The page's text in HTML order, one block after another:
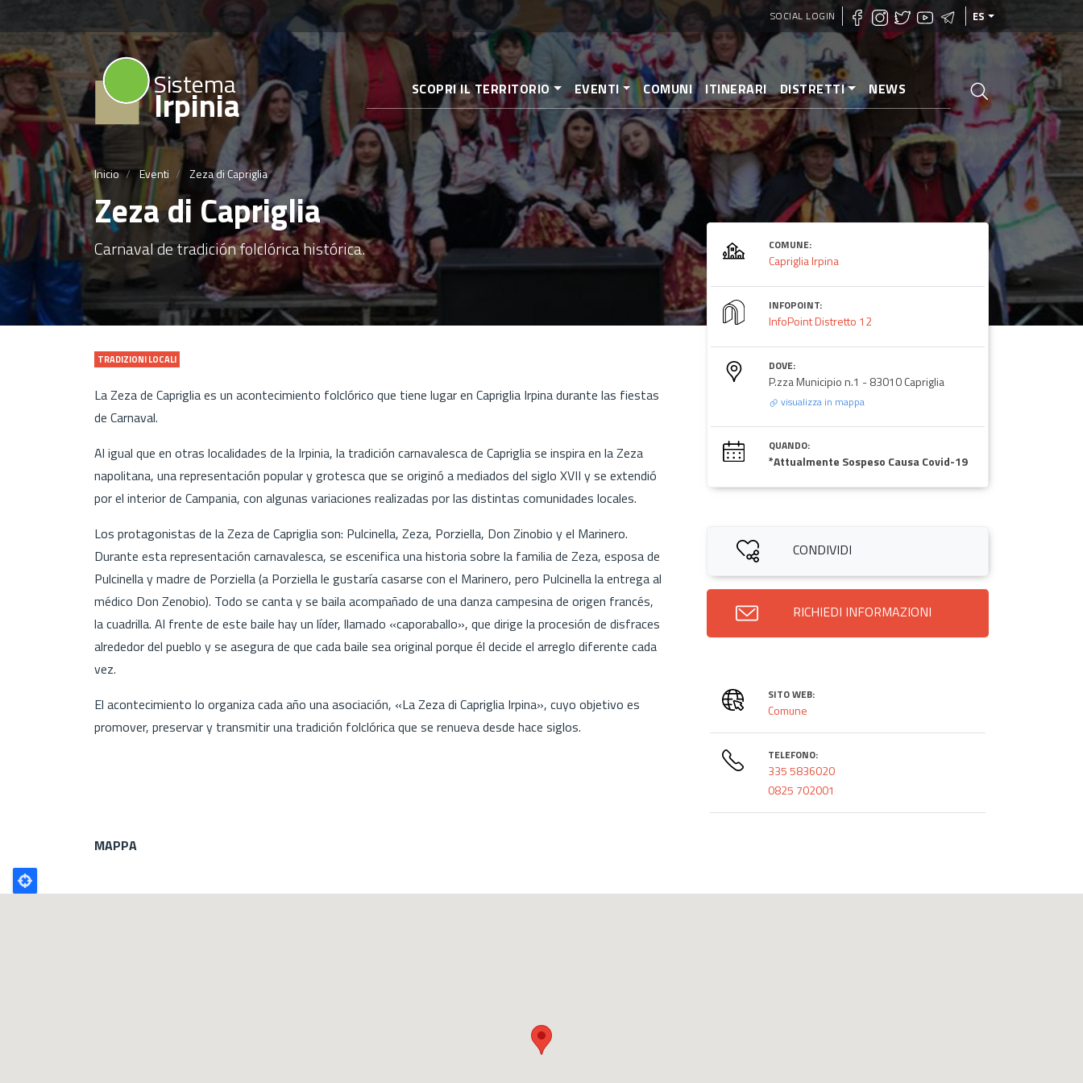
Pasar
al
contenido
principal
SOCIAL LOGIN ES
Sistema
Irpinia SCOPRI IL TERRITORIO EVENTI COMUNI ITINERARI DISTRETTI NEWS
Inicio Eventi Zeza di Capriglia
Zeza di Capriglia
Carnaval de tradición folclórica histórica.
TRADIZIONI LOCALI
La Zeza de Capriglia es un acontecimiento folclórico que tiene lugar en Capriglia Irpina durante las fiestas
de Carnaval.
Al igual que en otras localidades de la Irpinia, la tradición carnavalesca de Capriglia se inspira en la Zeza
napolitana, una representación popular y grotesca que se originó a mediados del siglo XVII y se extendió
por el interior de Campania, con algunas variaciones realizadas por las distintas comunidades locales.
Los protagonistas de la Zeza de Capriglia son: Pulcinella, Zeza, Porziella, Don Zinobio y el Marinero.
Durante esta representación carnavalesca, se escenifica una historia sobre la familia de Zeza, esposa de
Pulcinella y madre de Porziella (a Porziella le gustaría casarse con el Marinero, pero Pulcinella la entrega al
médico Don Zenobio). Todo se canta y se baila acompañado de una danza campesina de origen francés,
la cuadrilla. Al frente de este baile hay un líder, llamado «caporaballo», que dirige la procesión de disfraces
alrededor del pueblo y se asegura de que cada baile sea original porque él decide el arreglo diferente cada
vez.
El acontecimiento lo organiza cada año una asociación, «La Zeza di Capriglia Irpina», cuyo objetivo es
promover, preservar y transmitir una tradición folclórica que se renueva desde hace siglos.
COMUNE:
Capriglia Irpina
INFOPOINT:
InfoPoint Distretto 12
DOVE:
P.zza Municipio n.1 - 83010 Capriglia
visualizza in mappa
QUANDO:
*Attualmente Sospeso Causa Covid-19
CONDIVIDI
RICHIEDI INFORMAZIONI
SITO WEB:
Comune
TELEFONO:
335 5836020
0825 702001
MAPPA
Poligono
GEO